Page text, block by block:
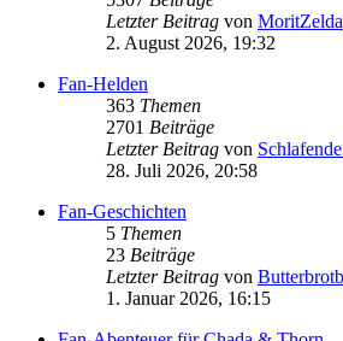
Letzter Beitrag von MoritZelda
2. August 2026, 19:32
Fan-Helden
363 Themen
2701 Beiträge
Letzter Beitrag von
28. Juli 2026, 20:58
Fan-Geschichten
5 Themen
23 Beiträge
Letzter Beitrag von
1. Januar 2026, 16:15